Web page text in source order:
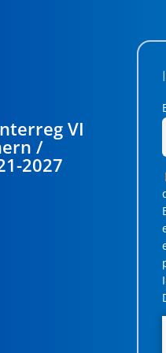
VI
/
2027